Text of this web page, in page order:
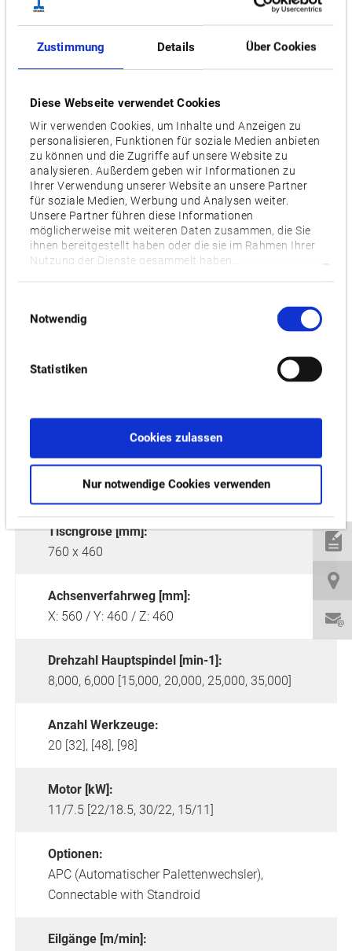
Zustimmung Details Über Cookies
Diese Webseite verwendet Cookies
Wir verwenden Cookies, um Inhalte und Anzeigen zu
personalisieren, Funktionen für soziale Medien anbieten
zu können und die Zugriffe auf unsere Website zu
analysieren. Außerdem geben wir Informationen zu
Ihrer Verwendung unserer Website an unsere Partner
für soziale Medien, Werbung und Analysen weiter.
Unsere Partner führen diese Informationen
möglicherweise mit weiteren Daten zusammen, die Sie
ihnen bereitgestellt haben oder die sie im Rahmen Ihrer
Nutzung der Dienste gesammelt haben.
Notwendig
Statistiken
Cookies zulassen
Nur notwendige Cookies verwenden
Anzahl Werkzeuge
20 [32], [48], [98]
Optionen
APC (Automatischer Palettenwechsler),Connectable with
Standroid
Videos / Downloads
ZUGEHÖRIGE PRODUKTE:
Tischgröße [mm]:
760 x 460
Achsenverfahrweg [mm]:
X: 560 / Y: 460 / Z: 460
Drehzahl Hauptspindel [min-1]:
8,000, 6,000 [15,000, 20,000, 25,000, 35,000]
Anzahl Werkzeuge:
20 [32], [48], [98]
Motor [kW]:
11/7.5 [22/18.5, 30/22, 15/11]
Optionen:
APC (Automatischer Palettenwechsler),
Connectable with Standroid
Eilgänge [m/min]: